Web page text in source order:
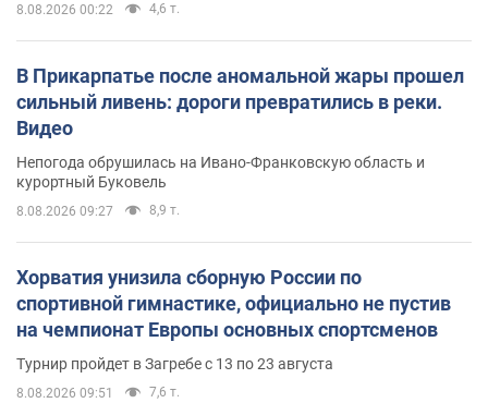
8.08.2026 00:22 4,6 т.
В Прикарпатье после аномальной жары прошел
сильный ливень: дороги превратились в реки.
Видео
Непогода обрушилась на Ивано-Франковскую область и
курортный Буковель
8.08.2026 09:27 8,9 т.
Хорватия унизила сборную России по
спортивной гимнастике, официально не пустив
на чемпионат Европы основных спортсменов
Турнир пройдет в Загребе с 13 по 23 августа
8.08.2026 09:51 7,6 т.